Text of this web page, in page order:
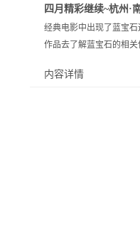
四月精彩继续~杭州·
经典电影中出现了蓝宝
作品去了解蓝宝石的相关
吊坠的规格多种多样蓝
是因为宝石本身的大小
内容详情